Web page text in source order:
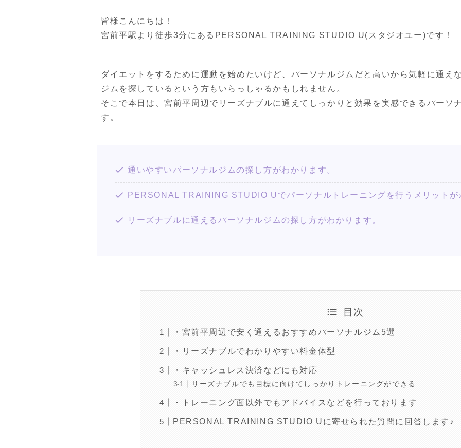
皆様こんにちは！
宮前平駅より徒歩3分にあるPERSONAL TRAINING STUDIO U(スタジオユー)です！
ダイエットをするために運動を始めたいけど、パーソナルジムだと高いから気軽に通え
ジムを探しているという方もいらっしゃるかもしれません。
そこで本日は、宮前平周辺でリーズナブルに通えてしっかりと効果を実感できるパーソ
す。
通いやすいパーソナルジムの探し方がわかります。
PERSONAL TRAINING STUDIO Uでパーソナルトレーニングを行うメリットが
リーズナブルに通えるパーソナルジムの探し方がわかります。
目次
・宮前平周辺で安く通えるおすすめパーソナルジム5選
・リーズナブルでわかりやすい料金体型
・キャッシュレス決済などにも対応
リーズナブルでも目標に向けてしっかりトレーニングができる
・トレーニング面以外でもアドバイスなどを行っております
PERSONAL TRAINING STUDIO Uに寄せられた質問に回答します♪